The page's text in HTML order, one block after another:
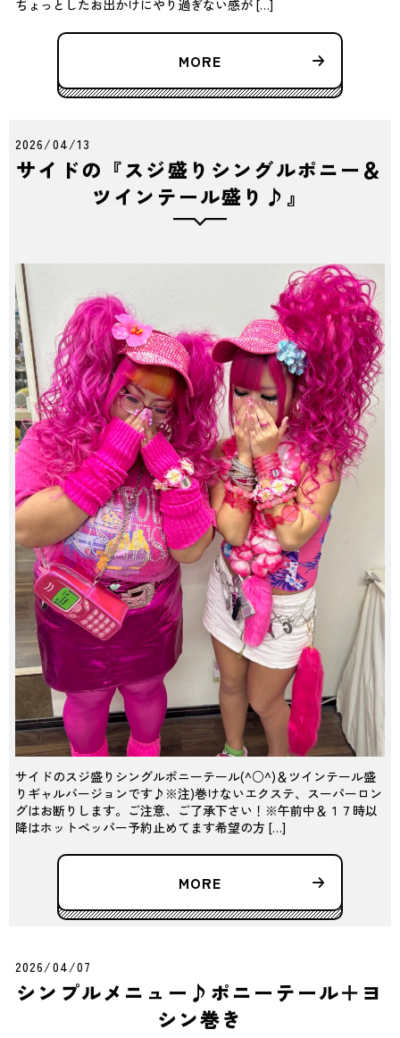
ちょっとしたお出かけにやり過ぎない感が […]
MORE
2026/04/13
サイドの『スジ盛りシングルポニー＆
ツインテール盛り♪』
サイドのスジ盛りシングルポニーテール(^○^)＆ツインテール盛
りギャルバージョンです♪※注)巻けないエクステ、スーパーロン
グはお断りします。ご注意、ご了承下さい！※午前中＆１７時以
降はホットペッパー予約止めてます希望の方 […]
MORE
2026/04/07
シンプルメニュー♪ポニーテール＋ヨ
シン巻き